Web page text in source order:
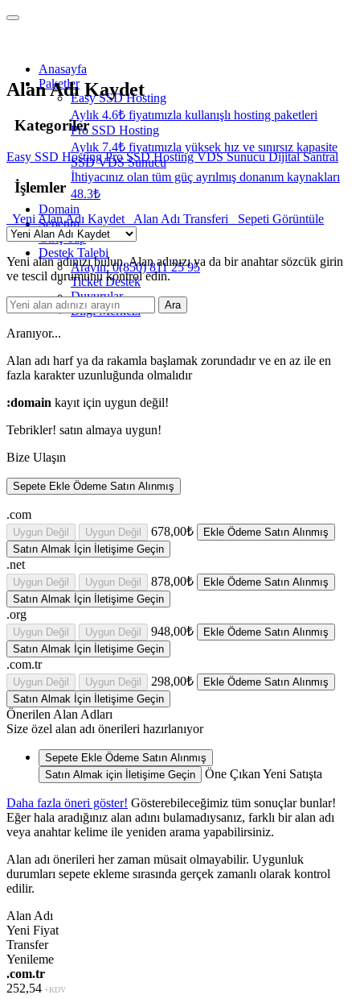
Anasayfa
Paketler
Easy SSD Hosting
Aylık 4.6₺ fiyatımızla kullanışlı hosting paketleri
Pro SSD Hosting
Aylık 7.4₺ fiyatımızla yüksek hız ve sınırsız kapasite
SSD VDS Sunucu
İhtiyacınız olan tüm güç ayrılmış donanım kaynakları
48.3₺
Domain
Sepetim
Giriş Yap
Destek Talebi
Arayın: 0(850) 811 25 95
Ticket Destek
Duyurular
Bilgi Merkezi
Alan Adı Kaydet
Kategoriler
Easy SSD HostingPro SSD HostingVDS SunucuDijital Santral
İşlemler
Yeni Alan Adı Kaydet Alan Adı Transferi Sepeti Görüntüle
Yeni alan adınızı bulun. Alan adınızı ya da bir anahtar sözcük girin
ve tescil durumunu kontrol edin.
Ara
Aranıyor...
Alan adı harf ya da rakamla başlamak zorundadırve en az ile en
fazla karakter uzunluğunda olmalıdır
:domain kayıt için uygun değil!
Tebrikler! satın almaya uygun!
Bize Ulaşın
Sepete Ekle Ödeme Satın Alınmış
.com
Uygun Değil Uygun Değil 678,00₺ Ekle Ödeme Satın Alınmış
Satın Almak İçin İletişime Geçin
.net
Uygun Değil Uygun Değil 878,00₺ Ekle Ödeme Satın Alınmış
Satın Almak İçin İletişime Geçin
.org
Uygun Değil Uygun Değil 948,00₺ Ekle Ödeme Satın Alınmış
Satın Almak İçin İletişime Geçin
.com.tr
Uygun Değil Uygun Değil 298,00₺ Ekle Ödeme Satın Alınmış
Satın Almak İçin İletişime Geçin
Önerilen Alan Adları
Size özel alan adı önerileri hazırlanıyor
Sepete Ekle Ödeme Satın Alınmış
Satın Almak için İletişime Geçin
Öne Çıkan Yeni Satışta
Daha fazla öneri göster! Gösterebileceğimiz tüm sonuçlar bunlar!
Eğer hala aradığınız alan adını bulamadıysanız, farklı bir alan adı
veya anahtar kelime ile yeniden arama yapabilirsiniz.
Alan adı önerileri her zaman müsait olmayabilir. Uygunluk
durumları sepete ekleme sırasında gerçek zamanlı olarak kontrol
edilir.
Alan Adı
Yeni Fiyat
Transfer
Yenileme
.com.tr
252,54 +KDV